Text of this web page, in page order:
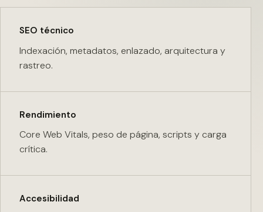
SEO técnico
Indexación, metadatos, enlazado, arquitectura y
rastreo.
Rendimiento
Core Web Vitals, peso de página, scripts y carga
crítica.
Accesibilidad